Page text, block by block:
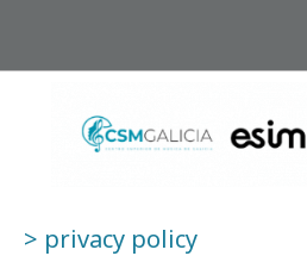
> privacy policy